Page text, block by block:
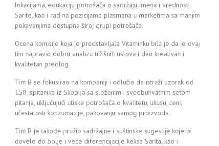
lokacijama, edukaciju potrošača o sadržaju imena i vrednosti
Sarite, kao i rad na pozicijama plasmana u marketima sa manjim
pokavanjima dostupna široj grupi potrošača.
Ocena komisije koja je predstavljala Vitaminku bila je da je ovaj
tim napravio dobru analizu tržišnih uslova i dao kreativan i
kvalitetan predlog.
Tim B se fokusirao na kompaniji i odlučio da istraži uzorak od
150 ispitanika iz Skoplja sa složenim i sveobuhvatnim setom
pitanja, uključujući utiske potrošača o kvalitetu, ukusu, ceni,
učestalosti konzumacije, pakovanju samog proizvoda.
Tim B je takođe pružio sadržajne i suštinske sugestije koje bi
dovele do bolje i veće diferencijacije keksa Sarita, kao i